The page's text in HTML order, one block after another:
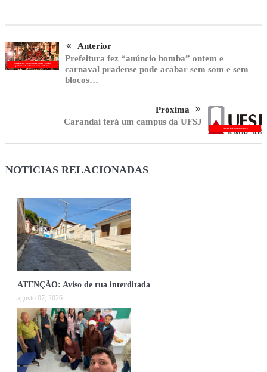
Anterior
Prefeitura fez “anúncio bomba” ontem e
carnaval pradense pode acabar sem som e sem
blocos…
Próxima
Carandaí terá um campus da UFSJ
NOTÍCIAS RELACIONADAS
ATENÇÃO: Aviso de rua interditada
agosto 07, 2026